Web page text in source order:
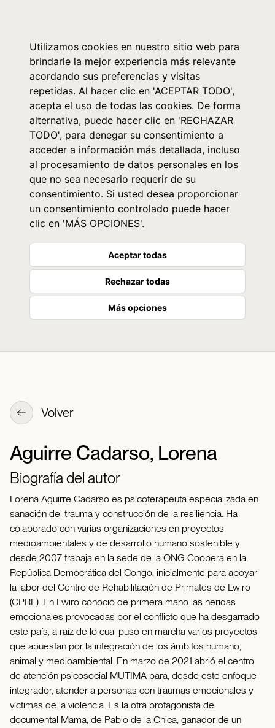
Utilizamos cookies en nuestro sitio web para
brindarle la mejor experiencia más relevante
acordando sus preferencias y visitas
repetidas. Al hacer clic en 'ACEPTAR TODO',
acepta el uso de todas las cookies. De forma
alternativa, puede hacer clic en 'RECHAZAR
TODO', para denegar su consentimiento a
acceder a información más detallada, incluso
al procesamiento de datos personales en los
que no sea necesario requerir de su
consentimiento. Si usted desea proporcionar
un consentimiento controlado puede hacer
clic en 'MÁS OPCIONES'.
Aceptar todas
Rechazar todas
Más opciones
Volver
Aguirre Cadarso, Lorena
Biografía del autor
Lorena Aguirre Cadarso es psicoterapeuta especializada en
sanación del trauma y construcción de la resiliencia. Ha
colaborado con varias organizaciones en proyectos
medioambientales y de desarrollo humano sostenible y
desde 2007 trabaja en la sede de la ONG Coopera en la
República Democrática del Congo, inicialmente para apoyar
la labor del Centro de Rehabilitación de Primates de Lwiro
(CPRL). En Lwiro conoció de primera mano las heridas
emocionales provocadas por el conflicto que ha desgarrado
este país, a raíz de lo cual puso en marcha varios proyectos
que apuestan por la integración de los ámbitos humano,
animal y medioambiental. En marzo de 2021 abrió el centro
de atención psicosocial MUTIMA para, desde este enfoque
integrador, atender a personas con traumas emocionales y
víctimas de la violencia. Es la otra protagonista del
documental Mama, de Pablo de la Chica, ganador de un